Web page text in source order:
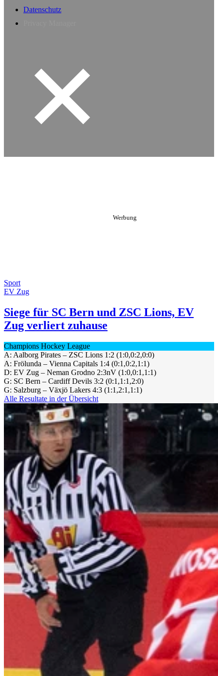
Datenschutz
Sport
EV Zug
Siege für SC Bern und ZSC Lions, EV
Zug verliert zuhause
Champions Hockey League
A: Aalborg Pirates – ZSC Lions 1:2 (1:0,0:2,0:0)
A: Frölunda – Vienna Capitals 1:4 (0:1,0:2,1:1)
D: EV Zug – Neman Grodno 2:3nV (1:0,0:1,1:1)
G: SC Bern – Cardiff Devils 3:2 (0:1,1:1,2:0)
G: Salzburg – Växjö Lakers 4:3 (1:1,2:1,1:1)
Alle Resultate in der Übersicht